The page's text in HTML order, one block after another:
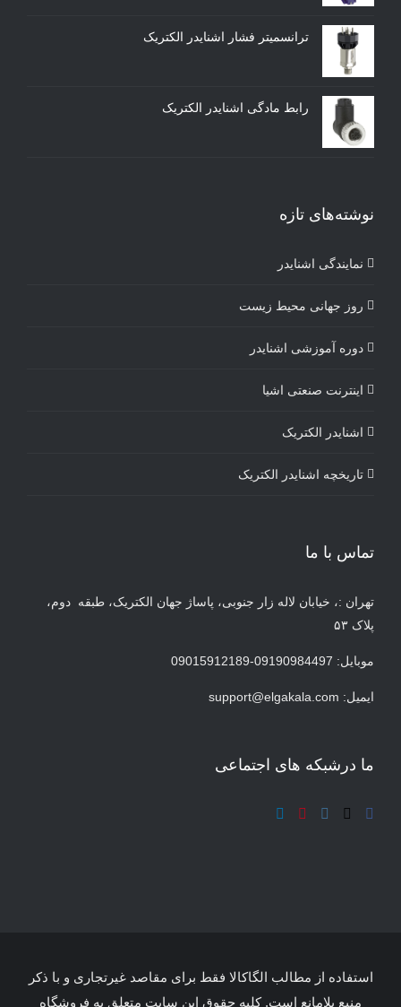
ترانسمیتر فشار اشنایدر الکتریک
رابط مادگی اشنایدر الکتریک
نوشته‌های تازه
نمایندگی اشنایدر
روز جهانی محیط زیست
دوره آموزشی اشنایدر
اینترنت صنعتی اشیا
اشنایدر الکتریک
تاریخچه اشنایدر الکتریک
تماس با ما
تهران :، خیابان لاله زار جنوبی، پاساژ جهان الکتریک، طبقه دوم،
پلاک ۵۳
موبایل: 09190984497-09015912189
ایمیل: support@elgakala.com
ما درشبکه های اجتماعی
استفاده از مطالب الگاکالا فقط برای مقاصد غیرتجاری و با ذکر
منبع بلامانع است. کلیه حقوق این سایت متعلق به فروشگاه